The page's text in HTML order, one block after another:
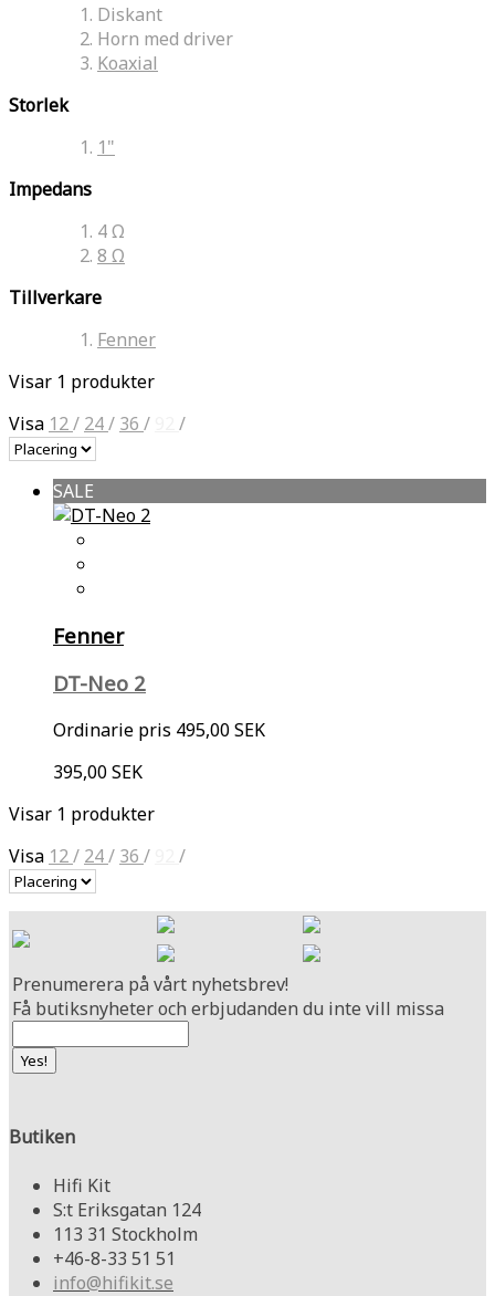
Diskant
Horn med driver
Koaxial
Storlek
1"
Impedans
4 Ω
8 Ω
Tillverkare
Fenner
Visar 1 produkter
Visa 12/ 24/ 36 / /
SALE
Fenner
DT-Neo 2
Ordinarie pris 495,00 SEK
395,00 SEK
Visar 1 produkter
Visa 12/ 24/ 36 / /
Prenumerera på vårt nyhetsbrev!
Få butiksnyheter och erbjudanden du inte vill missa
Butiken
Hifi Kit
S:t Eriksgatan 124
113 31 Stockholm
+46-8-33 51 51
info@hifikit.se